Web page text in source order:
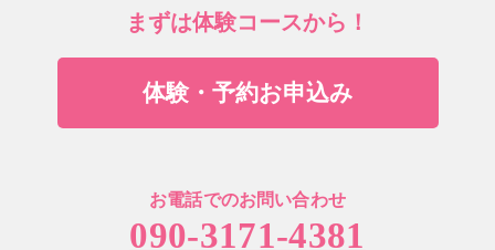
まずは体験コースから！
体験・予約お申込み
お電話でのお問い合わせ
090-3171-4381